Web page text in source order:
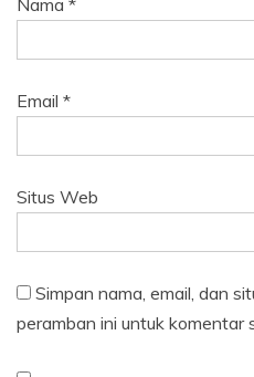
Nama *
Email *
Situs Web
Simpan nama, email, dan
peramban ini untuk komentar